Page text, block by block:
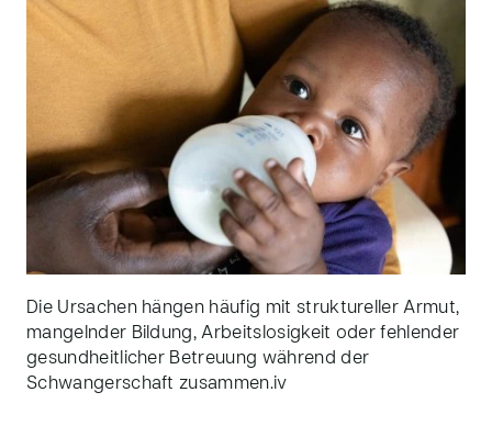
Die Ursachen hängen häufig mit struktureller Armut,
mangelnder Bildung, Arbeitslosigkeit oder fehlender
gesundheitlicher Betreuung während der
Schwangerschaft zusammen.iv